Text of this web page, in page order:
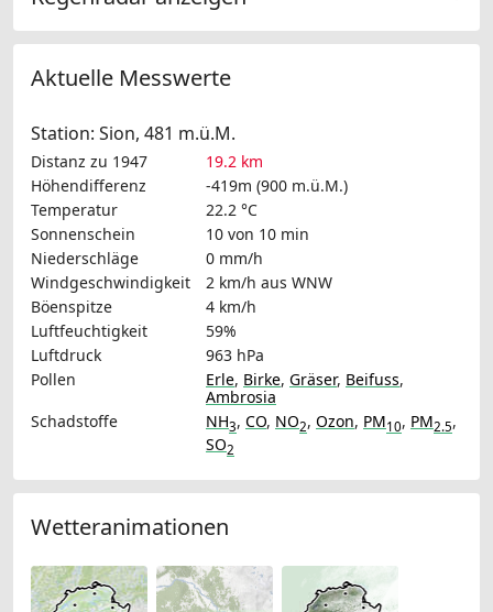
Aktuelle Messwerte
Station: Sion, 481 m.ü.M.
Distanz zu 1947
19.2 km
Höhendifferenz
-419m (900 m.ü.M.)
Temperatur
22.2 °C
Sonnenschein
10 von 10 min
Niederschläge
0 mm/h
Windgeschwindigkeit
2 km/h aus WNW
Böenspitze
4 km/h
Luftfeuchtigkeit
59%
Luftdruck
963 hPa
Pollen
Erle, Birke, Gräser, Beifuss,
Ambrosia
Schadstoffe
NH3, CO, NO2, Ozon, PM10, PM2.5,
SO2
Wetteranimationen